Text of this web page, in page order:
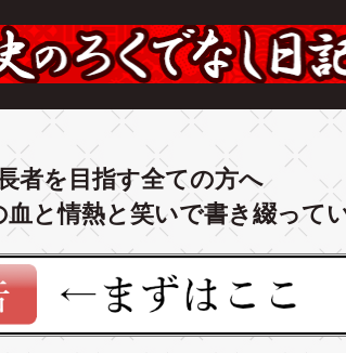
者を目指す全ての方へ
と情熱と笑いで書き綴って